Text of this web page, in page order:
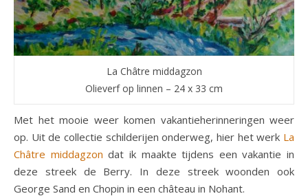
La Châtre middagzon
Olieverf op linnen – 24 x 33 cm
Met het mooie weer komen vakantieherinneringen weer
op. Uit de collectie schilderijen onderweg, hier het werk La
Châtre middagzondat ik maakte tijdens een vakantie in
deze streek de Berry. In deze streek woonden ook
George Sand en Chopin in een château in Nohant.